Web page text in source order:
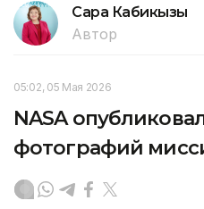
Сара Кабикызы
Автор
05:02, 05 Мая 2026
NASA
фотографий